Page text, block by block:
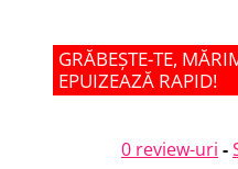
GRĂBEȘTE-TE,
EPUIZEAZĂ RAPID!
0 review-uri -